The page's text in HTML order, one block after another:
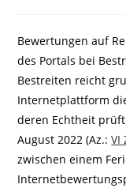
Bewertungen auf
des Portals bei
Bestreiten reicht
Internetplattform
deren Echtheit
August 2022 (Az.:VI
zwischen einem